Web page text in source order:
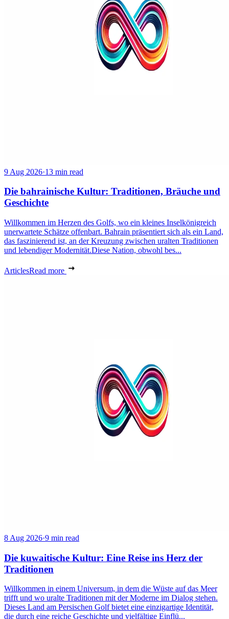
9 Aug 2026·13 min read
Die bahrainische Kultur: Traditionen, Bräuche und
Geschichte
Willkommen im Herzen des Golfs, wo ein kleines Inselkönigreich
unerwartete Schätze offenbart. Bahrain präsentiert sich als ein Land,
das faszinierend ist, an der Kreuzung zwischen uralten Traditionen
und lebendiger Modernität.Diese Nation, obwohl bes...
ArticlesRead more
8 Aug 2026·9 min read
Die kuwaitische Kultur: Eine Reise ins Herz der
Traditionen
Willkommen in einem Universum, in dem die Wüste auf das Meer
trifft und wo uralte Traditionen mit der Moderne im Dialog stehen.
Dieses Land am Persischen Golf bietet eine einzigartige Identität,
die durch eine reiche Geschichte und vielfältige Einflü...